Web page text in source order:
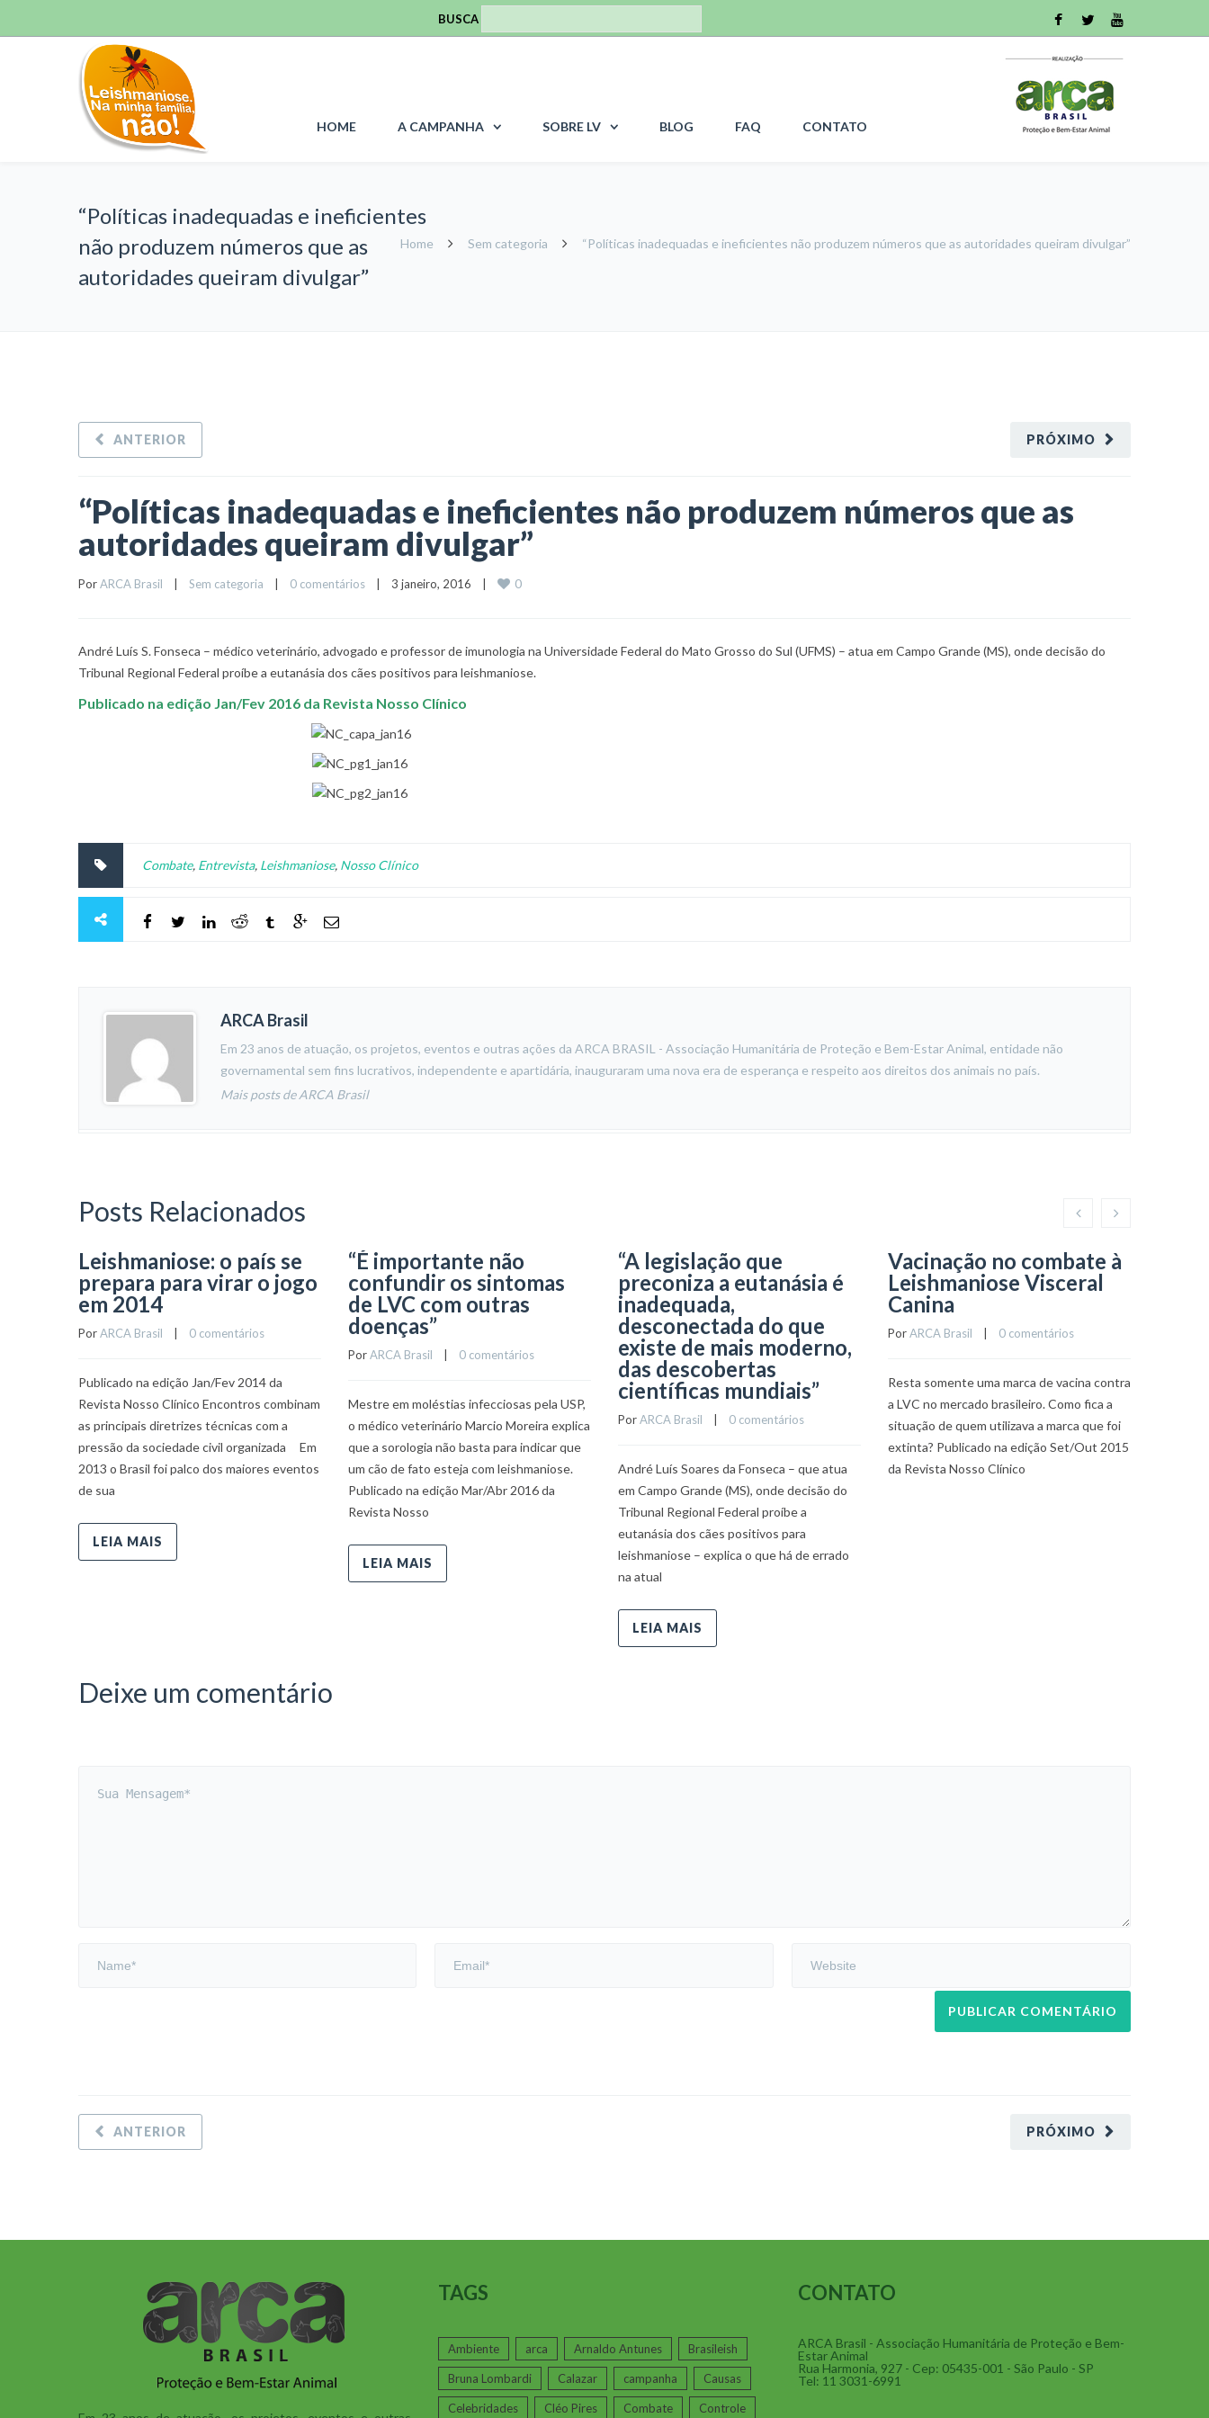
BUSCA
HOME A CAMPANHA SOBRE LV BLOG FAQ CONTATO
“Políticas inadequadas e ineficientes
não produzem números que as
autoridades queiram divulgar”
Home Sem categoria “Políticas inadequadas e ineficientes não produzem números que as autoridades queiram divulgar”
PRÓXIMO
ANTERIOR
“Políticas inadequadas e ineficientes não produzem números que as
autoridades queiram divulgar”
Por ARCA Brasil Sem categoria 0 comentários
    |    3 janeiro, 2016    |
0
André Luís S. Fonseca – médico veterinário, advogado e professor de imunologia na Universidade Federal do Mato Grosso do Sul (UFMS) – atua em Campo Grande (MS), onde decisão do
Tribunal Regional Federal proíbe a eutanásia dos cães positivos para leishmaniose.
Publicado na edição Jan/Fev 2016 da Revista Nosso Clínico
Combate, Entrevista, Leishmaniose, Nosso Clínico
ARCA Brasil
Em 23 anos de atuação, os projetos, eventos e outras ações da ARCA BRASIL - Associação Humanitária de Proteção e Bem-Estar Animal, entidade não
governamental sem fins lucrativos, independente e apartidária, inauguraram uma nova era de esperança e respeito aos direitos dos animais no país.
Mais posts de ARCA Brasil
Posts Relacionados
Leishmaniose: o país se
prepara para virar o jogo
em 2014
Por ARCA Brasil 0 comentários
Publicado na edição Jan/Fev 2014 da
Revista Nosso Clínico Encontros combinam
as principais diretrizes técnicas com a
pressão da sociedade civil organizada Em
2013 o Brasil foi palco dos maiores eventos
de sua
LEIA MAIS
“É importante não
confundir os sintomas
de LVC com outras
doenças”
Por ARCA Brasil 0 comentários
Mestre em moléstias infecciosas pela USP,
o médico veterinário Marcio Moreira explica
que a sorologia não basta para indicar que
um cão de fato esteja com leishmaniose.
Publicado na edição Mar/Abr 2016 da
Revista Nosso
LEIA MAIS
“A legislação que
preconiza a eutanásia é
inadequada,
desconectada do que
existe de mais moderno,
das descobertas
científicas mundiais”
Por ARCA Brasil 0 comentários
André Luís Soares da Fonseca – que atua
em Campo Grande (MS), onde decisão do
Tribunal Regional Federal proíbe a
eutanásia dos cães positivos para
leishmaniose – explica o que há de errado
na atual
LEIA MAIS
Vacinação no combate à
Leishmaniose Visceral
Canina
Por ARCA Brasil 0 comentários
Resta somente uma marca de vacina contra
a LVC no mercado brasileiro. Como fica a
situação de quem utilizava a marca que foi
extinta? Publicado na edição Set/Out 2015
da Revista Nosso Clínico
Deixe um comentário
PRÓXIMO
ANTERIOR
TAGS
Ambiente arca Arnaldo Antunes Brasileish
Bruna Lombardi Calazar campanha Causas
Celebridades Cléo Pires Combate Controle
CONTATO
ARCA Brasil - Associação Humanitária de Proteção e Bem-
Estar Animal
Rua Harmonia, 927 - Cep: 05435-001 - São Paulo - SP
Tel: 11 3031-6991